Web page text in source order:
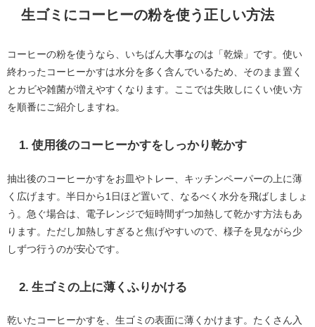
生ゴミにコーヒーの粉を使う正しい方法
コーヒーの粉を使うなら、いちばん大事なのは「乾燥」です。使い
終わったコーヒーかすは水分を多く含んでいるため、そのまま置く
とカビや雑菌が増えやすくなります。ここでは失敗しにくい使い方
を順番にご紹介しますね。
1. 使用後のコーヒーかすをしっかり乾かす
抽出後のコーヒーかすをお皿やトレー、キッチンペーパーの上に薄
く広げます。半日から1日ほど置いて、なるべく水分を飛ばしましょ
う。急ぐ場合は、電子レンジで短時間ずつ加熱して乾かす方法もあ
ります。ただし加熱しすぎると焦げやすいので、様子を見ながら少
しずつ行うのが安心です。
2. 生ゴミの上に薄くふりかける
乾いたコーヒーかすを、生ゴミの表面に薄くかけます。たくさん入